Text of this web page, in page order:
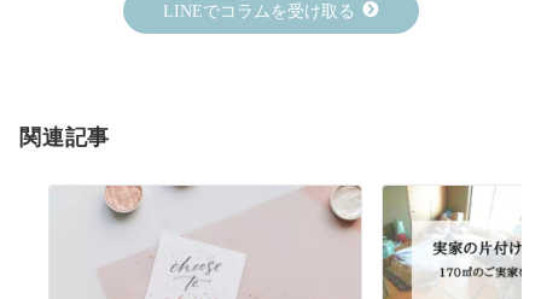
LINEでコラムを受け取る
関連記事